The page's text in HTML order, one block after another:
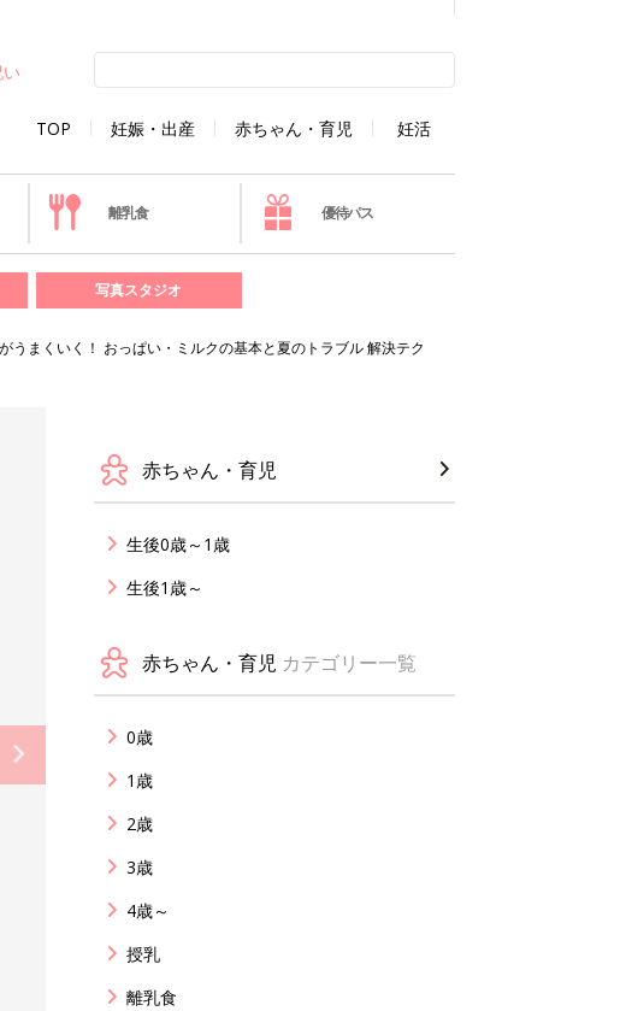
TOP 妊娠・出産 赤ちゃん・育児 妊活
離乳食 優待パス
写真スタジオ
まくいく！ おっぱい・ミルクの基本と夏のトラブル 解決テク
赤ちゃん・育児
生後0歳～1歳
生後1歳～
赤ちゃん・育児 カテゴリー一覧
0歳
1歳
2歳
3歳
4歳～
授乳
離乳食